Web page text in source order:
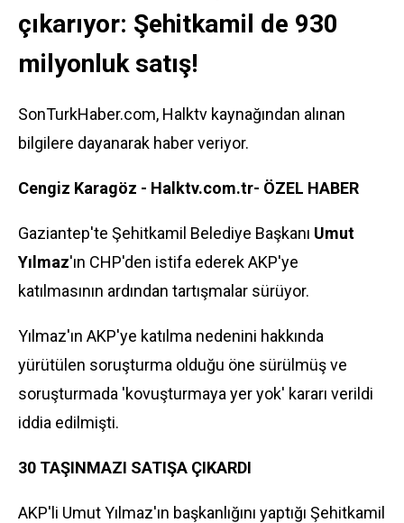
çıkarıyor: Şehitkamil de 930
milyonluk satış!
SonTurkHaber.com, Halktv kaynağından alınan
bilgilere dayanarak haber veriyor.
Cengiz Karagöz - Halktv.com.tr- ÖZEL HABER
Gaziantep'te Şehitkamil Belediye Başkanı Umut
Yılmaz'ın CHP'den istifa ederek AKP'ye
katılmasının ardından tartışmalar sürüyor.
Yılmaz'ın AKP'ye katılma nedenini hakkında
yürütülen soruşturma olduğu öne sürülmüş ve
soruşturmada 'kovuşturmaya yer yok' kararı verildi
iddia edilmişti.
30 TAŞINMAZI SATIŞA ÇIKARDI
AKP'li Umut Yılmaz'ın başkanlığını yaptığı Şehitkamil